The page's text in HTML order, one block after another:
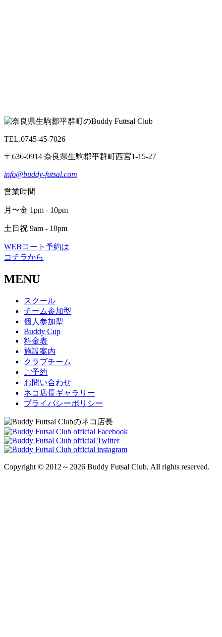
TEL.0745-45-7026
〒636-0914 奈良県生駒郡平群町西宮1-15-27
info@buddy-futsal.com
営業時間
月〜金 1pm - 10pm
土日祝 9am - 10pm
WEBコート予約は
コチラから
MENU
スクール
チーム参加型
個人参加型
Buddy Cup
料金表
施設案内
クラブチーム
ご予約
お問い合わせ
ネコ店長ギャラリー
プライバシーポリシー
Copyright © 2012～2026 Buddy Futsal Club, All rights reserved.